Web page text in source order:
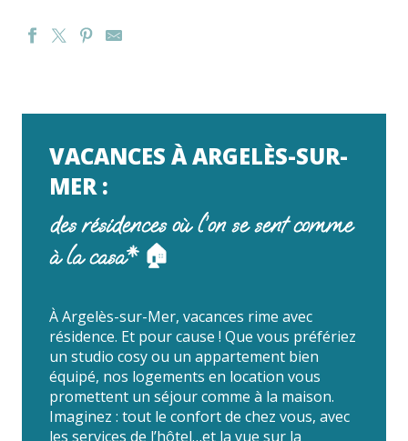
GOELIA ARGELES VILLAGE CLUB
RESIDENCE LE LIDO
VACANCES À ARGELÈS-SUR-
MER :
des résidences où l’on se sent comme
à la casa* 🏠
À Argelès-sur-Mer, vacances rime avec
résidence. Et pour cause ! Que vous préfériez
un studio cosy ou un appartement bien
équipé, nos logements en location vous
promettent un séjour comme à la maison.
Imaginez : tout le confort de chez vous, avec
les services de l’hôtel…et la vue sur la